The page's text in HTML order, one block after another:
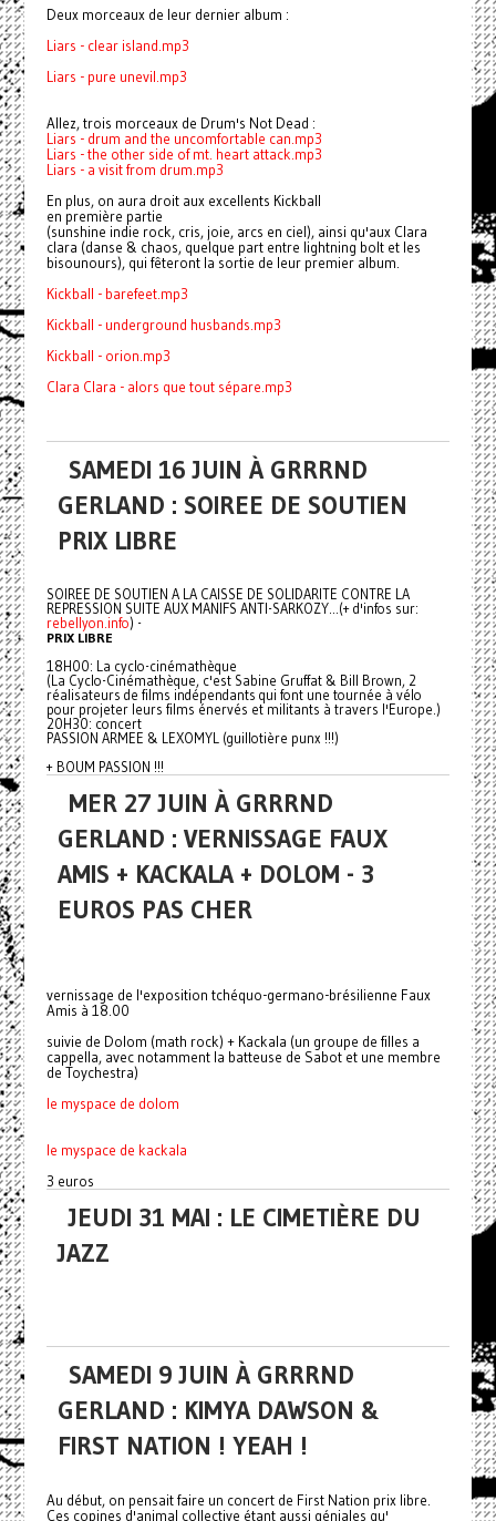
Deux morceaux de leur dernier album :
Liars - clear island.mp3
Liars - pure unevil.mp3
Allez, trois morceaux de Drum's Not Dead :
Liars - drum and the uncomfortable can.mp3
Liars - the other side of mt. heart attack.mp3
Liars - a visit from drum.mp3
En plus, on aura droit aux excellents Kickball
en première partie
(sunshine indie rock, cris, joie, arcs en ciel), ainsi qu'aux Clara
clara (danse & chaos, quelque part entre lightning bolt et les
bisounours), qui fêteront la sortie de leur premier album.
Kickball - barefeet.mp3
Kickball - underground husbands.mp3
Kickball - orion.mp3
Clara Clara - alors que tout sépare.mp3
SAMEDI 16 JUIN À GRRRND
GERLAND : SOIREE DE SOUTIEN
PRIX LIBRE
SOIREE DE SOUTIEN A LA CAISSE DE SOLIDARITE CONTRE LA
REPRESSION SUITE AUX MANIFS ANTI-SARKOZY...(+ d'infos sur:
rebellyon.info) -
PRIX LIBRE
18H00: La cyclo-cinémathèque
(La Cyclo-Cinémathèque, c'est Sabine Gruffat & Bill Brown, 2
réalisateurs de films indépendants qui font une tournée à vélo
pour projeter leurs films énervés et militants à travers l'Europe.)
20H30: concert
PASSION ARMEE & LEXOMYL (guillotière punx !!!)
+ BOUM PASSION !!!
MER 27 JUIN À GRRRND
GERLAND : VERNISSAGE FAUX
AMIS + KACKALA + DOLOM - 3
EUROS PAS CHER
vernissage de l'exposition tchéquo-germano-brésilienne Faux
Amis à 18.00
suivie de Dolom (math rock) + Kackala (un groupe de filles a
cappella, avec notamment la batteuse de Sabot et une membre
de Toychestra)
le myspace de dolom
le myspace de kackala
3 euros
JEUDI 31 MAI : LE CIMETIÈRE DU
JAZZ
SAMEDI 9 JUIN À GRRRND
GERLAND : KIMYA DAWSON &
FIRST NATION ! YEAH !
Au début, on pensait faire un concert de First Nation prix libre.
Ces copines d'animal collective étant aussi géniales qu'